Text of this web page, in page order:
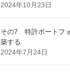
2024年10月23日
その7 特許ポートフ
築する
2024年7月24日